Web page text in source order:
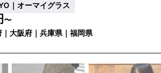
｜オーマイグラス
〜
大阪府｜兵庫県｜福岡県